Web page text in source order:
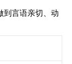
到言语亲切、动